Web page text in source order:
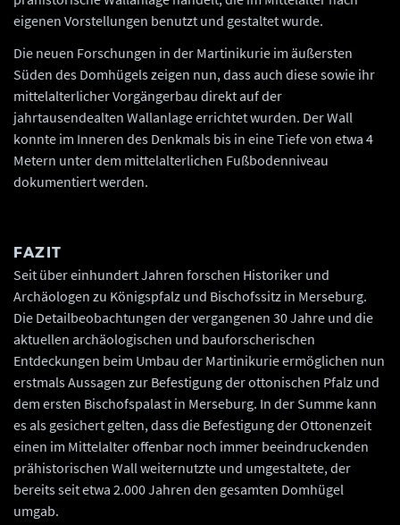
eigenen Vorstellungen benutzt und gestaltet wurde.
Die neuen Forschungen in der Martinikurie im äußersten
Süden des Domhügels zeigen nun, dass auch diese sowie ihr
mittelalterlicher Vorgängerbau direkt auf der
jahrtausendealten Wallanlage errichtet wurden. Der Wall
konnte im Inneren des Denkmals bis in eine Tiefe von etwa 4
Metern unter dem mittelalterlichen Fußbodenniveau
dokumentiert werden.
FAZIT
Seit über einhundert Jahren forschen Historiker und
Archäologen zu Königspfalz und Bischofssitz in Merseburg.
Die Detailbeobachtungen der vergangenen 30 Jahre und die
aktuellen archäologischen und bauforscherischen
Entdeckungen beim Umbau der Martinikurie ermöglichen nun
erstmals Aussagen zur Befestigung der ottonischen Pfalz und
dem ersten Bischofspalast in Merseburg. In der Summe kann
es als gesichert gelten, dass die Befestigung der Ottonenzeit
einen im Mittelalter offenbar noch immer beeindruckenden
prähistorischen Wall weiternutzte und umgestaltete, der
bereits seit etwa 2.000 Jahren den gesamten Domhügel
umgab.